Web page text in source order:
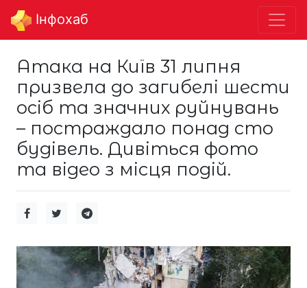
Інфохаб
Атака на Київ 31 липня
призвела до загибелі шести
осіб та значних руйнувань
– постраждало понад сто
будівель. Дивіться фото
та відео з місця подій.